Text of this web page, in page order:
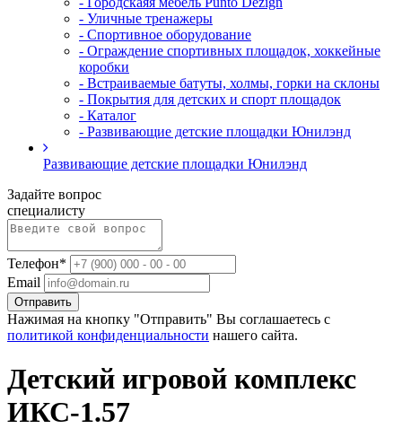
- Уличные тренажеры
- Спортивное оборудование
- Ограждение спортивных площадок, хоккейные
коробки
- Встраиваемые батуты, холмы, горки на склоны
- Покрытия для детских и спорт площадок
- Каталог
- Развивающие детские площадки Юнилэнд
Развивающие детские площадки Юнилэнд
Задайте вопрос
специалисту
Телефон*
Email
Отправить
Нажимая на кнопку "Отправить" Вы соглашаетесь с
политикой конфиденциальности нашего сайта.
Детский игровой комплекс
ИКС-1.57